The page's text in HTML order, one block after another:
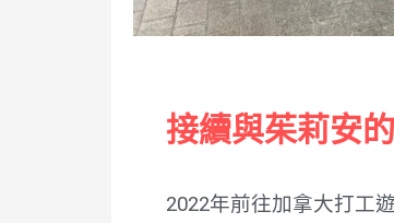
接續與茱莉安
2022年前往加拿大打工